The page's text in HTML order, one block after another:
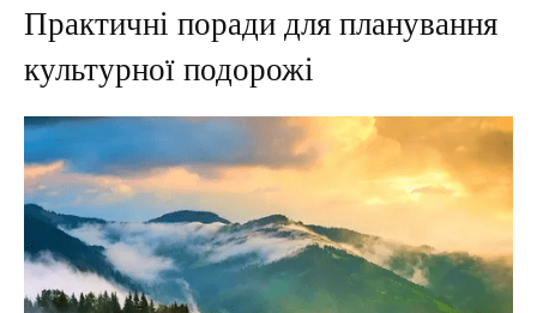
Практичні поради для планування
культурної подорожі